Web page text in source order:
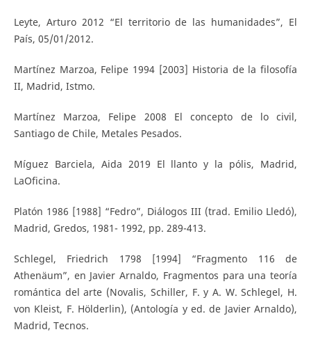
Leyte, Arturo 2012 “El territorio de las humanidades”, El
País, 05/01/2012.
Martínez Marzoa, Felipe 1994 [2003] Historia de la filosofía
II, Madrid, Istmo.
Martínez Marzoa, Felipe 2008 El concepto de lo civil,
Santiago de Chile, Metales Pesados.
Míguez Barciela, Aida 2019 El llanto y la pólis, Madrid,
LaOficina.
Platón 1986 [1988] “Fedro”, Diálogos III (trad. Emilio Lledó),
Madrid, Gredos, 1981- 1992, pp. 289-413.
Schlegel, Friedrich 1798 [1994] “Fragmento 116 de
Athenäum”, en Javier Arnaldo, Fragmentos para una teoría
romántica del arte (Novalis, Schiller, F. y A. W. Schlegel, H.
von Kleist, F. Hölderlin), (Antología y ed. de Javier Arnaldo),
Madrid, Tecnos.